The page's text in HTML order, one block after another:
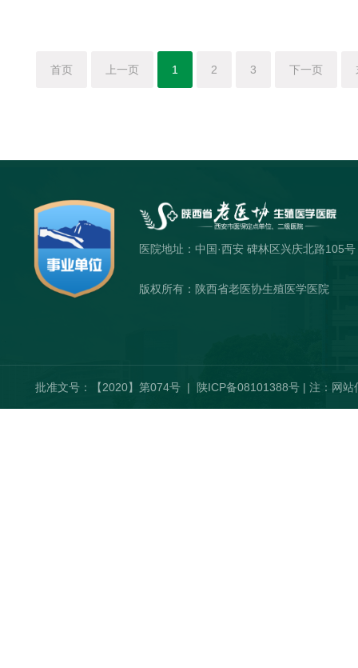
首页 上一页 1 2 3 下一页
医院地址： 中国·西安 碑林区兴庆北路105号
版权所有： 陕西省老医协生殖医学医院
批准文号：【2020】第074号 | 陕ICP备08101388号 | 注：网站